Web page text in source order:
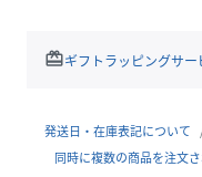
生じます。特にタンブ
む可能が御座います。
裾上げをご指定いただ
たします。長さの選択
redeemギフトラッピングサ
発送日・在庫表記について
同時に複数の商品を注文